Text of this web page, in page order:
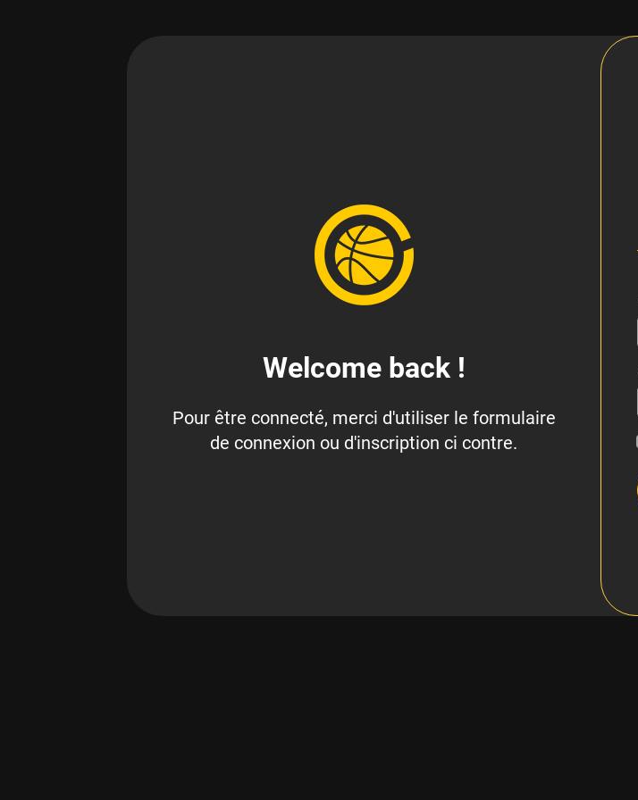
Welcome back !
Pour être connecté, merci d'utiliser le formulaire
de connexion ou d'inscription ci contre.